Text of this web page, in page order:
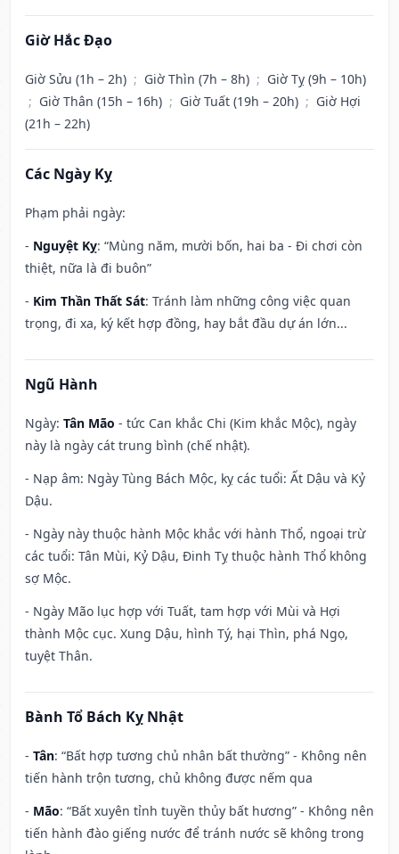
Giờ Hắc Đạo
Giờ Sửu (1h – 2h) ; Giờ Thìn (7h – 8h) ; Giờ Tỵ (9h – 10h)
; Giờ Thân (15h – 16h) ; Giờ Tuất (19h – 20h) ; Giờ Hợi
(21h – 22h)
Các Ngày Kỵ
Phạm phải ngày:
- Nguyệt Kỵ: “Mùng năm, mười bốn, hai ba - Đi chơi còn
thiệt, nữa là đi buôn”
- Kim Thần Thất Sát: Tránh làm những công việc quan
trọng, đi xa, ký kết hợp đồng, hay bắt đầu dự án lớn...
Ngũ Hành
Ngày: Tân Mão - tức Can khắc Chi (Kim khắc Mộc), ngày
này là ngày cát trung bình (chế nhật).
- Nạp âm: Ngày Tùng Bách Mộc, kỵ các tuổi: Ất Dậu và Kỷ
Dậu.
- Ngày này thuộc hành Mộc khắc với hành Thổ, ngoại trừ
các tuổi: Tân Mùi, Kỷ Dậu, Đinh Tỵ thuộc hành Thổ không
sợ Mộc.
- Ngày Mão lục hợp với Tuất, tam hợp với Mùi và Hợi
thành Mộc cục. Xung Dậu, hình Tý, hại Thìn, phá Ngọ,
tuyệt Thân.
Bành Tổ Bách Kỵ Nhật
- Tân: “Bất hợp tương chủ nhân bất thường” - Không nên
tiến hành trộn tương, chủ không được nếm qua
- Mão: “Bất xuyên tỉnh tuyền thủy bất hương” - Không nên
tiến hành đào giếng nước để tránh nước sẽ không trong